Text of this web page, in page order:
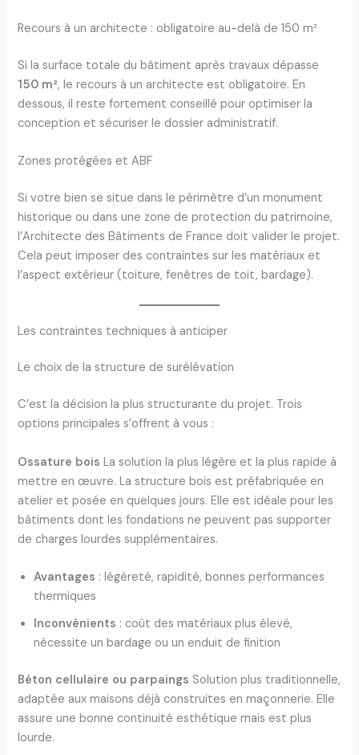
Recours à un architecte : obligatoire au-delà de 150 m²
Si la surface totale du bâtiment après travaux dépasse
150 m², le recours à un architecte est obligatoire. En
dessous, il reste fortement conseillé pour optimiser la
conception et sécuriser le dossier administratif.
Zones protégées et ABF
Si votre bien se situe dans le périmètre d’un monument
historique ou dans une zone de protection du patrimoine,
l’Architecte des Bâtiments de France doit valider le projet.
Cela peut imposer des contraintes sur les matériaux et
l’aspect extérieur (toiture, fenêtres de toit, bardage).
Les contraintes techniques à anticiper
Le choix de la structure de surélévation
C’est la décision la plus structurante du projet. Trois
options principales s’offrent à vous :
Ossature bois La solution la plus légère et la plus rapide à
mettre en œuvre. La structure bois est préfabriquée en
atelier et posée en quelques jours. Elle est idéale pour les
bâtiments dont les fondations ne peuvent pas supporter
de charges lourdes supplémentaires.
Avantages : légèreté, rapidité, bonnes performances
thermiques
Inconvénients : coût des matériaux plus élevé,
nécessite un bardage ou un enduit de finition
Béton cellulaire ou parpaings Solution plus traditionnelle,
adaptée aux maisons déjà construites en maçonnerie. Elle
assure une bonne continuité esthétique mais est plus
lourde.